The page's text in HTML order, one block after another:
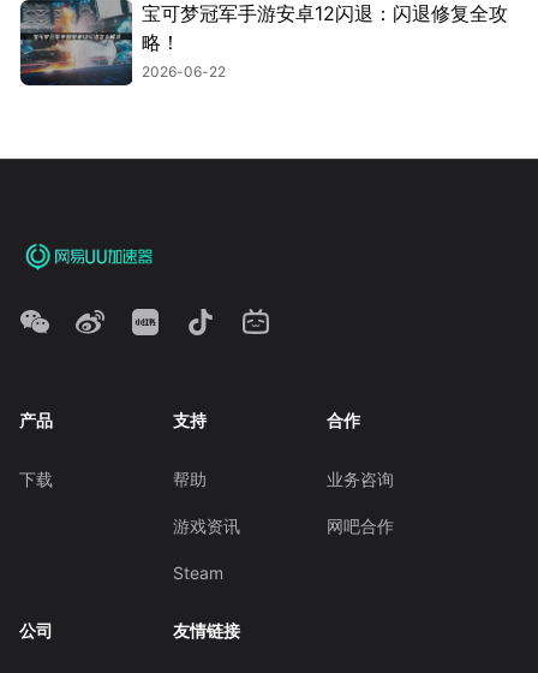
宝可梦冠军手游安卓12闪退：闪退修复全攻
略！
2026-06-22
产品
下载
支持
帮助
游戏资讯
Steam
合作
业务咨询
网吧合作
公司 友情链接